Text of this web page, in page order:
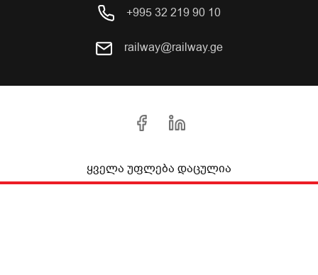
+995 32 219 90 10
railway@railway.ge
ყველა უფლება დაცულია